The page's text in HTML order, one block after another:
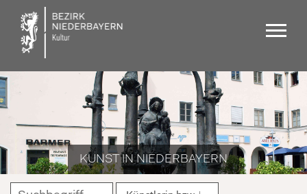
KUNST IN NIEDERBAYERN